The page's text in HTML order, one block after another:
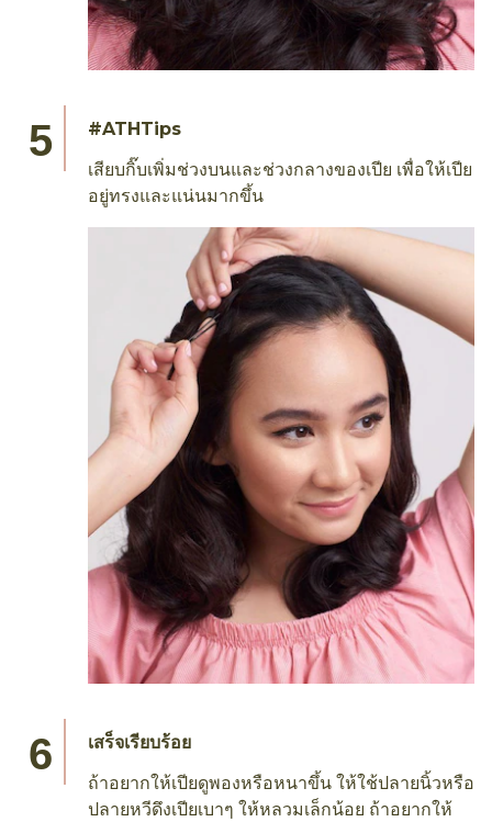
#ATHTips
เสียบกิ๊บเพิ่มช่วงบนและช่วงกลางของเปีย เพื่อให้เปีย
อยู่ทรงและแน่นมากขึ้น
เสร็จเรียบร้อย
ถ้าอยากให้เปียดูพองหรือหนาขึ้น ให้ใช้ปลายนิ้วหรือ
ปลายหวีดึงเปียเบาๆ ให้หลวมเล็กน้อย ถ้าอยากให้